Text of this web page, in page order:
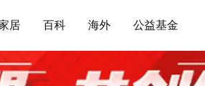
居 百科 海外 公益基金